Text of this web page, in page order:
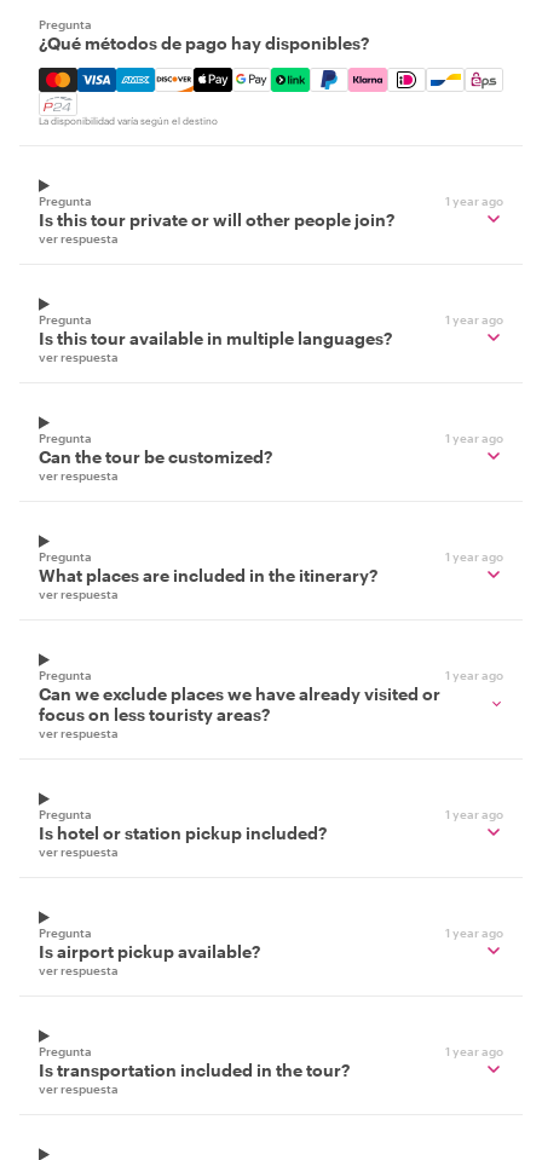
Pregunta
¿Qué métodos de pago hay disponibles?
Mastercard, Visa, Amex, Discover, Apple Pay, Google
La disponibilidad varía según el destino
Pregunta 1 year ago
Is this tour private or will other people join?
ver respuesta
Pregunta 1 year ago
Is this tour available in multiple languages?
ver respuesta
Pregunta 1 year ago
Can the tour be customized?
ver respuesta
Pregunta 1 year ago
What places are included in the itinerary?
ver respuesta
Pregunta 1 year ago
Can we exclude places we have already visited or
focus on less touristy areas?
ver respuesta
Pregunta 1 year ago
Is hotel or station pickup included?
ver respuesta
Pregunta 1 year ago
Is airport pickup available?
ver respuesta
Pregunta 1 year ago
Is transportation included in the tour?
ver respuesta